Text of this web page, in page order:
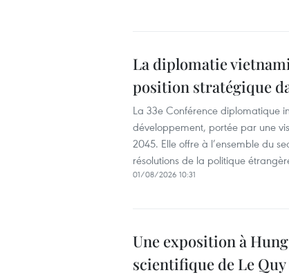
La diplomatie
position stratégique
La 33e Conférence diplomatique
développement, portée par une
2045. Elle offre à l’ensemble du
résolutions de la politique
01/08/2026 10:31
Une exposition à
scientifique de Le